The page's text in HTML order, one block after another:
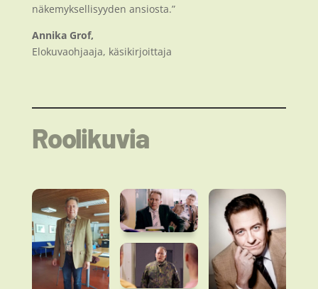
näkemyksellisyyden ansiosta.”
Annika Grof,
Elokuvaohjaaja, käsikirjoittaja
Roolikuvia